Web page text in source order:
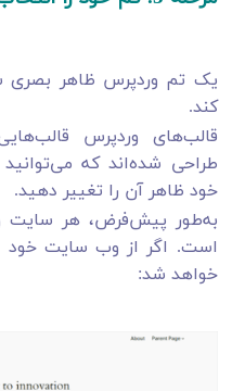
یک تم وردپرس ظاهر بصری
کند.
قالب‌های وردپرس
طراحی شده‌اند که
خود ظاهر آن را تغییر دهید.
به‌طور پیش‌فرض، هر سایت
است. اگر از وب سایت خود
خواهد شد: